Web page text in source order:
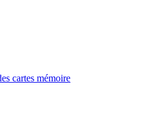
cartes mémoire